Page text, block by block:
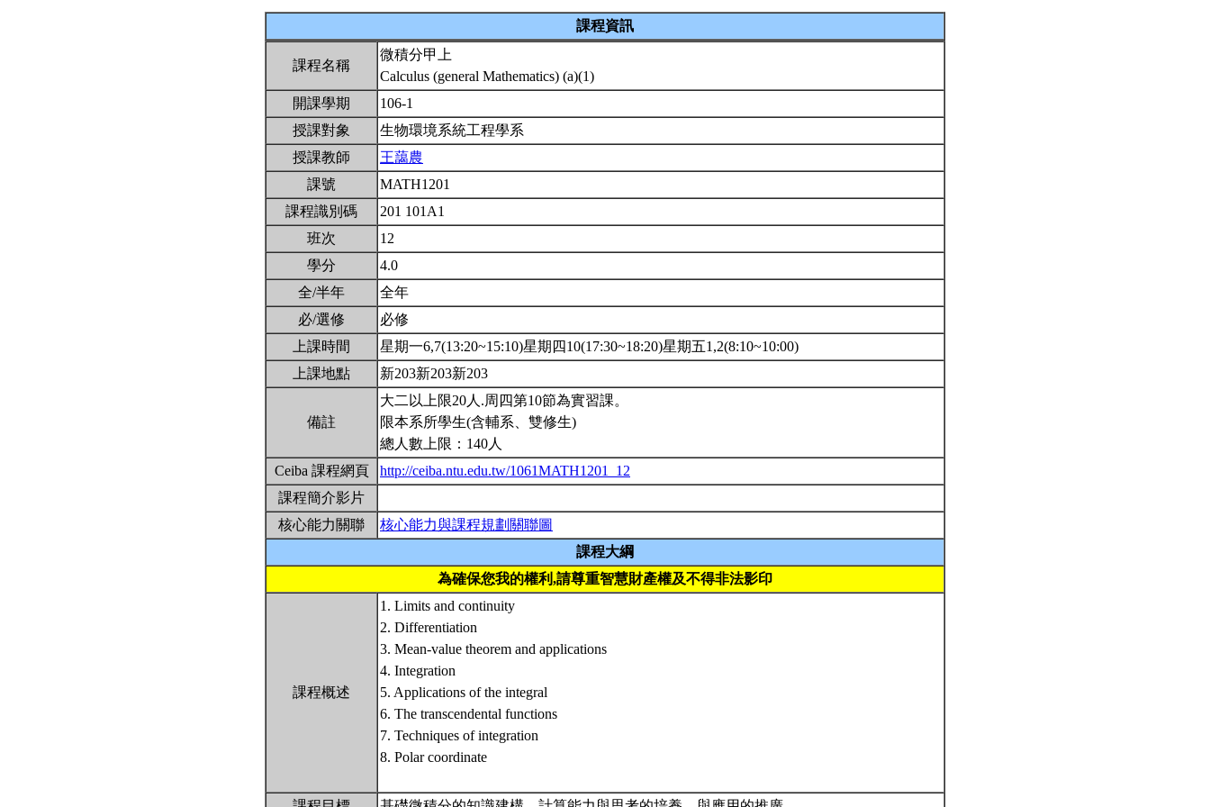
課程資訊
課程名稱
微積分甲上
Calculus (general Mathematics) (a)(1)
開課學期
106-1
授課對象
生物環境系統工程學系
授課教師
王藹農
課號
MATH1201
課程識別碼
201 101A1
班次
12
學分
4.0
全/半年
全年
必/選修
必修
上課時間
星期一6,7(13:20~15:10)星期四10(17:30~18:20)星期五1,2(8:10~10:00)
上課地點
新203新203新203
備註
大二以上限20人.周四第10節為實習課。
限本系所學生(含輔系、雙修生)
總人數上限：140人
Ceiba 課程網頁
http://ceiba.ntu.edu.tw/1061MATH1201_12
課程簡介影片
核心能力關聯
核心能力與課程規劃關聯圖
課程大綱
為確保您我的權利,請尊重智慧財產權及不得非法影印
課程概述
1. Limits and continuity
2. Differentiation
3. Mean-value theorem and applications
4. Integration
5. Applications of the integral
6. The transcendental functions
7. Techniques of integration
8. Polar coordinate